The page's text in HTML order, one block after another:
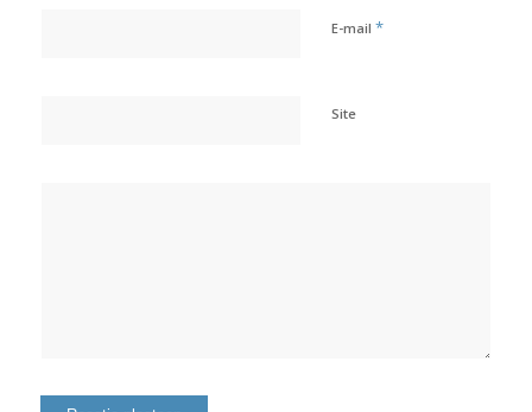
E-mail *
Site